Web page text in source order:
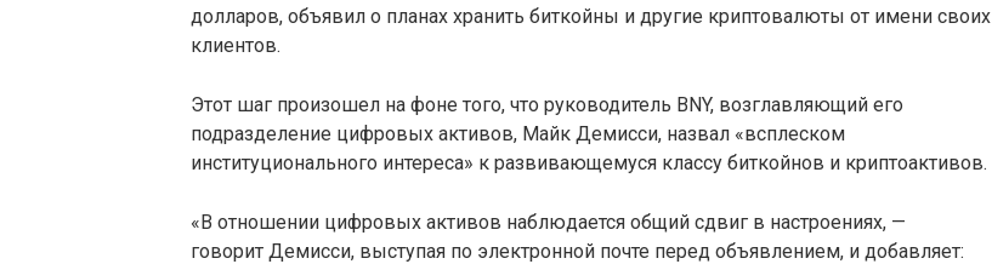
долларов, объявил о планах хранить биткойны и другие криптовалюты от имени своих
клиентов.
Этот шаг произошел на фоне того, что руководитель BNY, возглавляющий его
подразделение цифровых активов, Майк Демисси, назвал «всплеском
институционального интереса» к развивающемуся классу биткойнов и криптоактивов.
«В отношении цифровых активов наблюдается общий сдвиг в настроениях, —
говорит Демисси, выступая по электронной почте перед объявлением, и добавляет: